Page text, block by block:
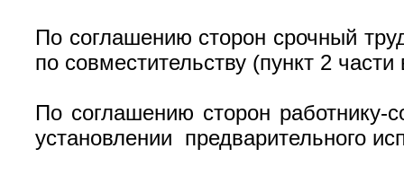
По соглашению сторон срочный
по совместительству (пункт 2
По соглашению сторон
установлении предварительного